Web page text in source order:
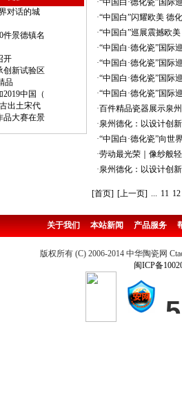
对话的城
件景德镇名
开
创新试验区
品
中国（
出土宋代
品大赛在景
·“中国白·德化瓷”国际
·“中国白”闪耀欧美 德
·“中国白”巡展震撼欧美
·“中国白·德化瓷”国际
·“中国白·德化瓷”国际
·“中国白·德化瓷”国际
·“中国白·德化瓷”国际
·百件精品瓷器展示泉
·泉州德化：以设计创
·“中国白·德化瓷”向世
·劳动最光荣｜像纱般
·泉州德化：以设计创
[首页] [上一页] ... 11 12
关于我们 本站新闻 产品服务
版权所有 (C) 2006-2014 中华陶瓷网
闽ICP备